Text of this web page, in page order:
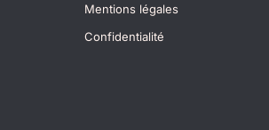
Mentions légales
Confidentialité